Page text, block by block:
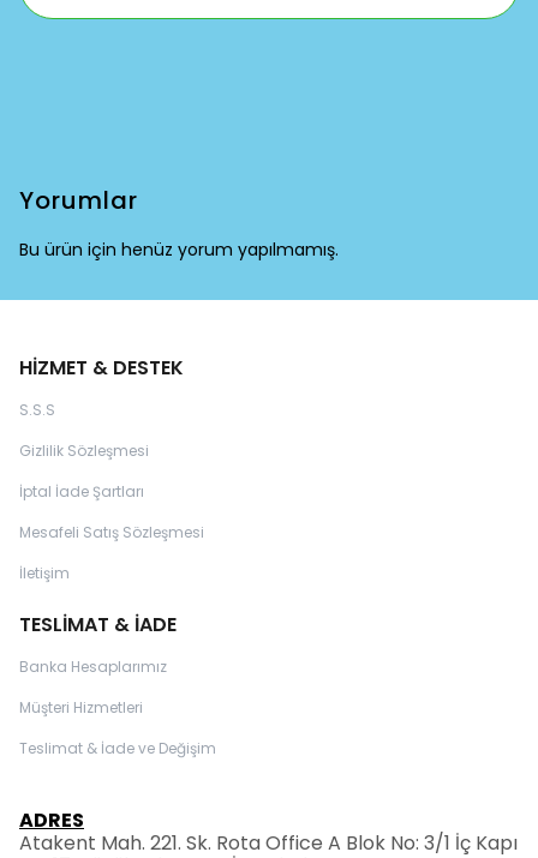
Yorumlar
Bu ürün için henüz yorum yapılmamış.
HİZMET & DESTEK
S.S.S
Gizlilik Sözleşmesi
İptal İade Şartları
Mesafeli Satış Sözleşmesi
İletişim
TESLİMAT & İADE
Banka Hesaplarımız
Müşteri Hizmetleri
Teslimat & İade ve Değişim
ADRES
Atakent Mah. 221. Sk. Rota Office A Blok No: 3/1 İç Kapı